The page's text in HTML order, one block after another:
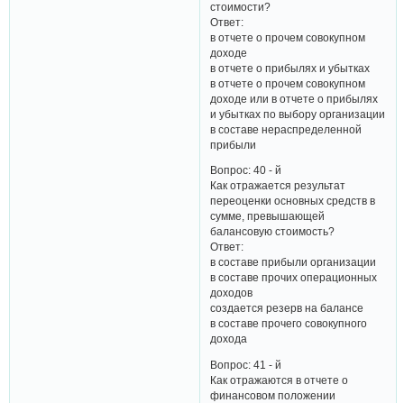
стоимости?
Ответ:
в отчете о прочем совокупном
доходе
в отчете о прибылях и убытках
в отчете о прочем совокупном
доходе или в отчете о прибылях
и убытках по выбору организации
в составе нераспределенной
прибыли
Вопрос: 40 - й
Как отражается результат
переоценки основных средств в
сумме, превышающей
балансовую стоимость?
Ответ:
в составе прибыли организации
в составе прочих операционных
доходов
создается резерв на балансе
в составе прочего совокупного
дохода
Вопрос: 41 - й
Как отражаются в отчете о
финансовом положении